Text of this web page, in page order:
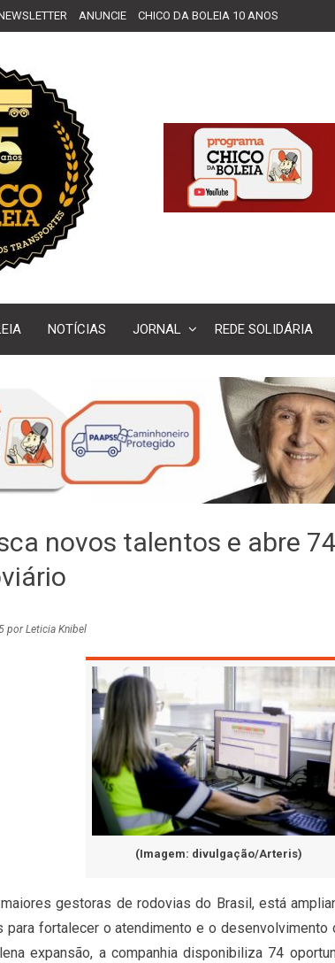
ANUNCIE CHICO DA BOLEIA 10 ANOS
NOTÍCIAS JORNAL REDE SOLIDÁRIA
novos talentos e abre
porLeticia Knibel
(Imagem: divulgação/Arteris)
gestoras de rodovias do Brasil, está
fortalecer o atendimento e o desenvolvimento
expansão, a companhia disponibiliza 74